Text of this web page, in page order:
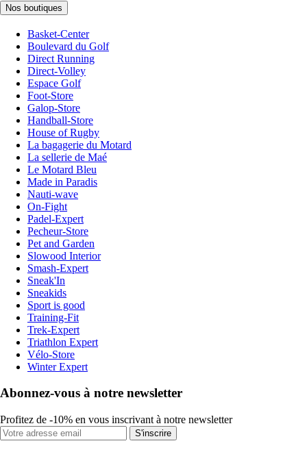
Nos boutiques
Basket-Center
Boulevard du Golf
Direct Running
Direct-Volley
Espace Golf
Foot-Store
Galop-Store
Handball-Store
House of Rugby
La bagagerie du Motard
La sellerie de Maé
Le Motard Bleu
Made in Paradis
Nauti-wave
On-Fight
Padel-Expert
Pecheur-Store
Pet and Garden
Slowood Interior
Smash-Expert
Sneak'In
Sneakids
Sport is good
Training-Fit
Trek-Expert
Triathlon Expert
Vélo-Store
Winter Expert
Abonnez-vous à notre newsletter
Profitez de -10% en vous inscrivant à notre newsletter
S'inscrire